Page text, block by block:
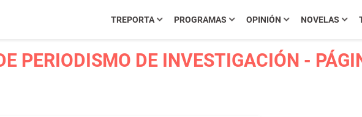
TREPORTA PROGRAMAS OPINIÓN NOVELAS
PERIODISMO DE INVESTIGACIÓN -